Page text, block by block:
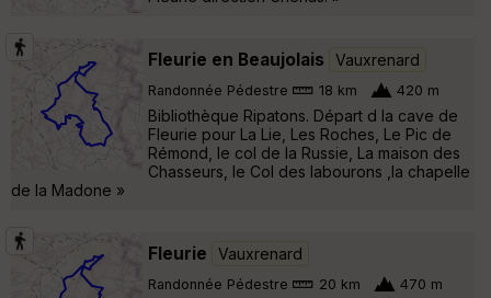
Fleurie en Beaujolais Vauxrenard
Randonnée Pédestre 18 km 420 m
Bibliothèque Ripatons. Départ d la cave de
Fleurie pour La Lie, Les Roches, Le Pic de
Rémond, le col de la Russie, La maison des
Chasseurs, le Col des labourons ,la chapelle
de la Madone »
Fleurie Vauxrenard
Randonnée Pédestre 20 km 470 m